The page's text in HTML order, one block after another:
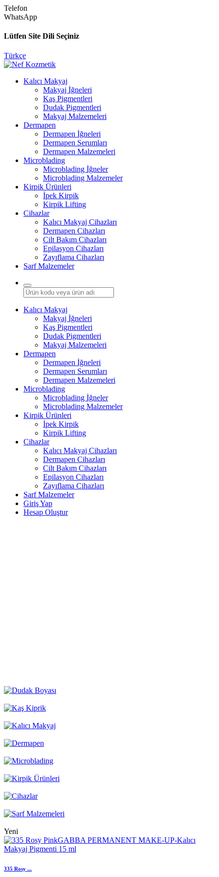
Telefon
WhatsApp
Lütfen Site Dili Seçiniz
Türkçe
Kalıcı Makyaj
Makyaj İğneleri
Kaş Pigmentleri
Dudak Pigmentleri
Makyaj Malzemeleri
Dermapen
Dermapen İğneleri
Dermapen Serumları
Dermapen Malzemeleri
Microblading
Microblading İğneler
Microblading Malzemeler
Kirpik Ürünleri
İpek Kirpik
Kirpik Lifting
Cihazlar
Kalıcı Makyaj Cihazları
Dermapen Cihazları
Cilt Bakım Cihazları
Epilasyon Cihazları
Zayıflama Cihazları
Sarf Malzemeler
Kalıcı Makyaj
Makyaj İğneleri
Kaş Pigmentleri
Dudak Pigmentleri
Makyaj Malzemeleri
Dermapen
Dermapen İğneleri
Dermapen Serumları
Dermapen Malzemeleri
Microblading
Microblading İğneler
Microblading Malzemeler
Kirpik Ürünleri
İpek Kirpik
Kirpik Lifting
Cihazlar
Kalıcı Makyaj Cihazları
Dermapen Cihazları
Cilt Bakım Cihazları
Epilasyon Cihazları
Zayıflama Cihazları
Sarf Malzemeler
Giriş Yap
Hesap Oluştur
Yeni
335 Rosy ...